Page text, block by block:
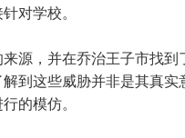
对学校。
源，并在乔治王子市找
到这些威胁并非是其真
的模仿。